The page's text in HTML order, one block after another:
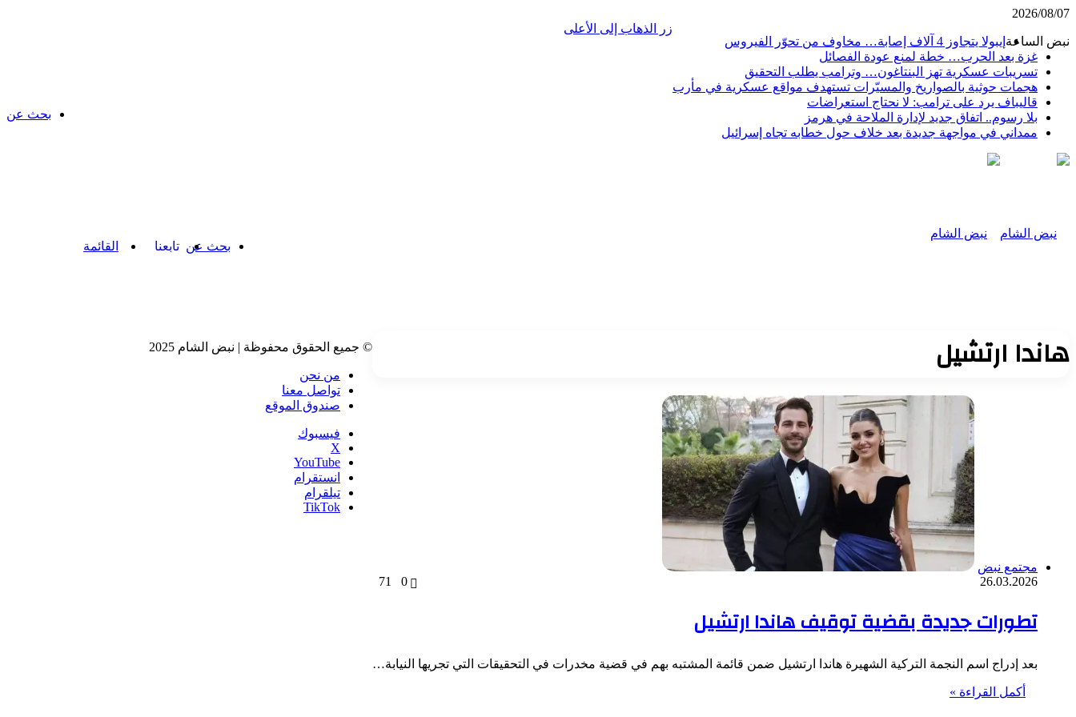
2026/08/07
نبض الساعة إيبولا يتجاوز 4 آلاف إصابة… مخاوف من تحوّر الفيروس
غزة بعد الحرب… خطة لمنع عودة الفصائل
تسريبات عسكرية تهز البنتاغون… وترامب يطلب التحقيق
هجمات حوثية بالصواريخ والمسيّرات تستهدف مواقع عسكرية في مأرب
قاليباف يرد على ترامب: لا نحتاج استعراضات
بلا رسوم.. اتفاق جديد لإدارة الملاحة في هرمز
ممداني في مواجهة جديدة بعد خلاف حول خطابه تجاه إسرائيل
بحث عن
القائمة تابعنا بحث عن
هاندا ارتشيل
مجتمع نبض
26.03.2026
0
تطورات جديدة بقضية توقيف هاندا ارتشيل
بعد إدراج اسم النجمة التركية الشهيرة هاندا ارتشيل ضمن قائمة المشتبه بهم في قضية مخدرات في التحقيقات التي تجريها النيابة…
أكمل القراءة »
© جميع الحقوق محفوظة | نبض الشام 2025
من نحن
تواصل معنا
صندوق الموقع
فيسبوك
‫X
‫YouTube
انستقرام
تيلقرام
‫TikTok
زر الذهاب إلى الأعلى